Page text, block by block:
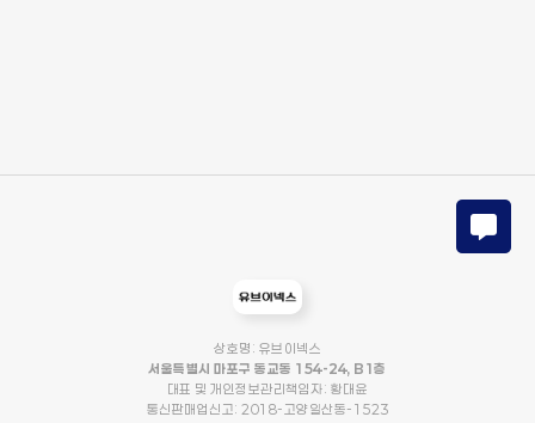
상호명: 유브이넥스
서울특별시 마포구 동교동 154-24, B1층
대표 및 개인정보관리책임자: 황대윤
통신판매업신고: 2018-고양일산동-1523